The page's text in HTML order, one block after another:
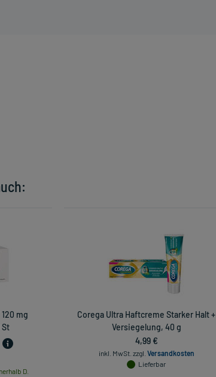
mg
St
D.
Corega Ultra Haftcreme Starker Halt +
Versiegelung, 40 g
4,99 €
inkl. MwSt. zzgl. Versandkosten
Lieferbar